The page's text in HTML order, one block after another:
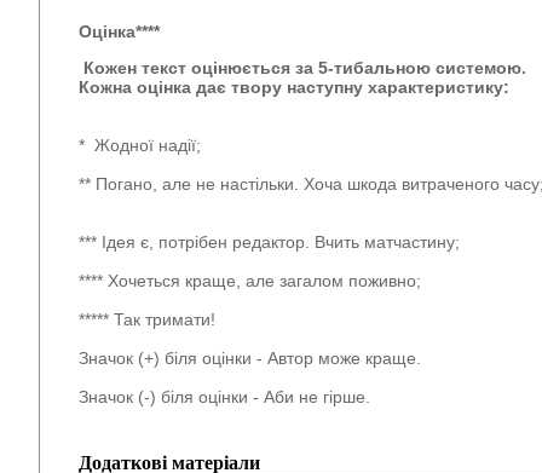
Оцінка****
Кожен текст оцінюється за 5-тибальною системою.
Кожна оцінка дає твору наступну характеристику:
* Жодної надії;
** Погано, але не настільки. Хоча шкода витраченого
*** Ідея є, потрібен редактор. Вчить матчастину;
**** Хочеться краще, але загалом поживно;
***** Так тримати!
Значок (+) біля оцінки - Автор може краще.
Значок (-) біля оцінки - Аби не гірше.
Додаткові матеріали